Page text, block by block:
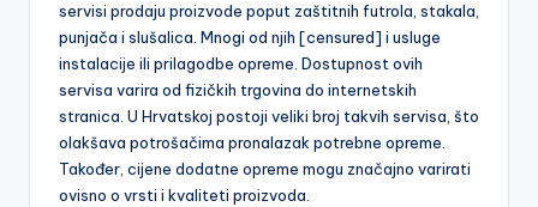
servisi prodaju proizvode poput zaštitnih futrola, stakala,
punjača i slušalica. Mnogi od njih [censured] i usluge
instalacije ili prilagodbe opreme. Dostupnost ovih
servisa varira od fizičkih trgovina do internetskih
stranica. U Hrvatskoj postoji veliki broj takvih servisa, što
olakšava potrošačima pronalazak potrebne opreme.
Također, cijene dodatne opreme mogu značajno varirati
ovisno o vrsti i kvaliteti proizvoda.